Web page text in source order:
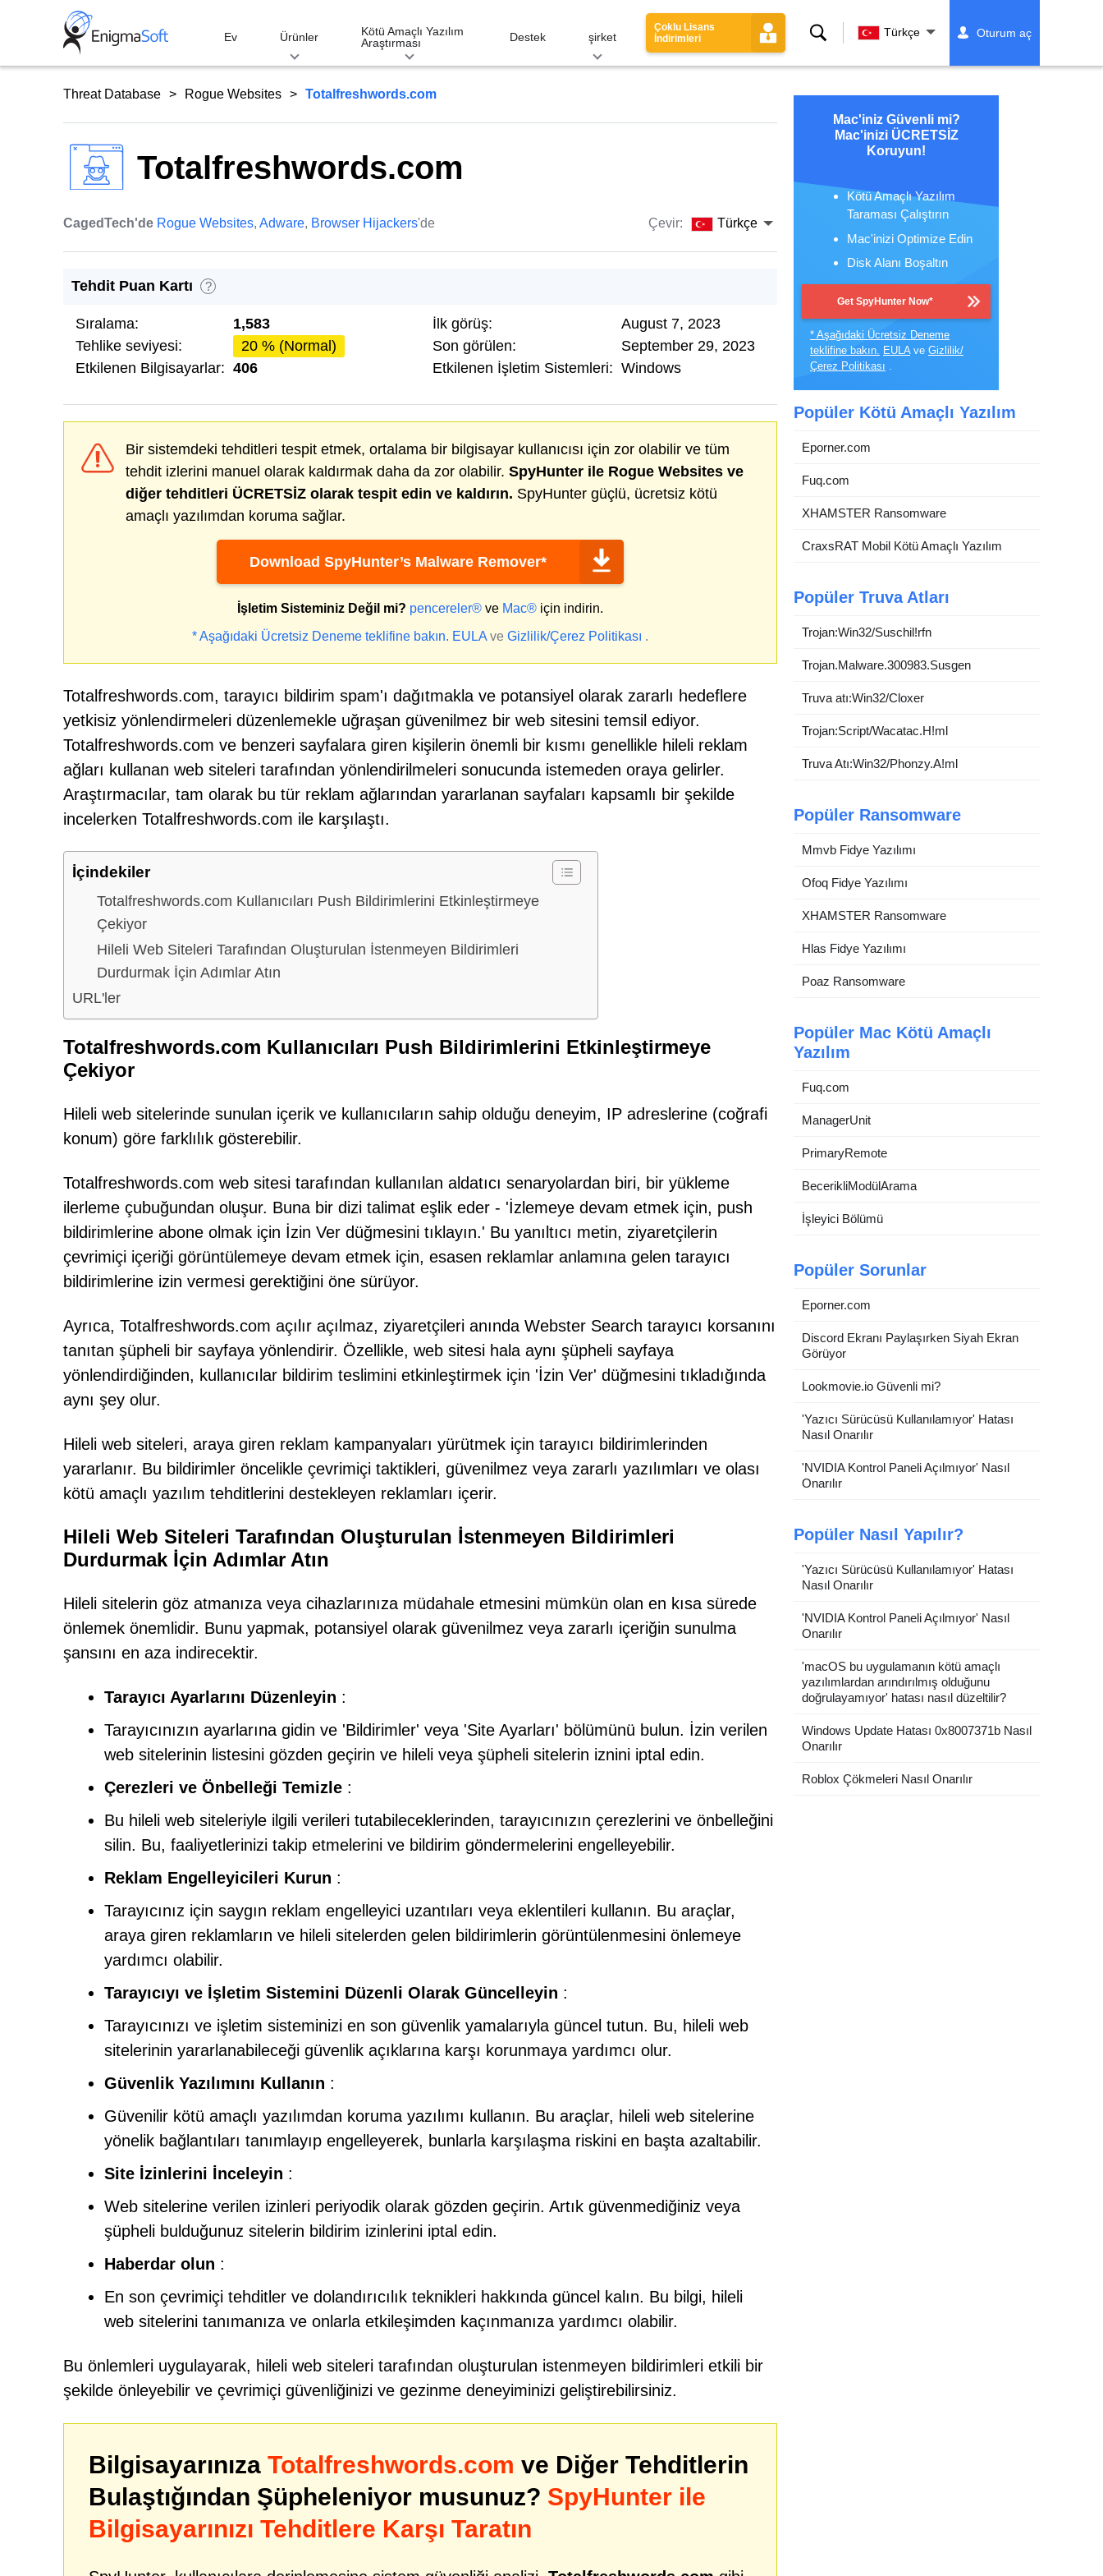
Ev Ürünler
Kötü Amaçlı Yazılım
Araştırması
Destek şirket
Çoklu Lisans
İndirimleri
Ara Türkçe Oturum aç
Threat Database Rogue Websites Totalfreshwords.com
Totalfreshwords.com
CagedTech'de Rogue Websites, Adware, Browser Hijackers'de Çevir: Türkçe
Tehdit Puan Kartı ?
Sıralama:
1,583
Tehlike seviyesi:
20 % (Normal)
Etkilenen Bilgisayarlar: 406
İlk görüş:
August 7, 2023
Son görülen:
September 29, 2023
Etkilenen İşletim Sistemleri: Windows
Bir sistemdeki tehditleri tespit etmek, ortalama bir bilgisayar kullanıcısı için zor olabilir ve tüm
tehdit izlerini manuel olarak kaldırmak daha da zor olabilir. SpyHunter ile Rogue Websites ve
diğer tehditleri ÜCRETSİZ olarak tespit edin ve kaldırın. SpyHunter güçlü, ücretsiz kötü
amaçlı yazılımdan koruma sağlar.
Download SpyHunter’s Malware Remover*
İşletim Sisteminiz Değil mi? pencereler® ve Mac® için indirin.
* Aşağıdaki Ücretsiz Deneme teklifine bakın. EULA ve Gizlilik/Çerez Politikası .
Totalfreshwords.com, tarayıcı bildirim spam'ı dağıtmakla ve potansiyel olarak zararlı hedeflere
yetkisiz yönlendirmeleri düzenlemekle uğraşan güvenilmez bir web sitesini temsil ediyor.
Totalfreshwords.com ve benzeri sayfalara giren kişilerin önemli bir kısmı genellikle hileli reklam
ağları kullanan web siteleri tarafından yönlendirilmeleri sonucunda istemeden oraya gelirler.
Araştırmacılar, tam olarak bu tür reklam ağlarından yararlanan sayfaları kapsamlı bir şekilde
incelerken Totalfreshwords.com ile karşılaştı.
İçindekiler
Totalfreshwords.com Kullanıcıları Push Bildirimlerini Etkinleştirmeye
Çekiyor
Hileli Web Siteleri Tarafından Oluşturulan İstenmeyen Bildirimleri
Durdurmak İçin Adımlar Atın
URL'ler
Totalfreshwords.com Kullanıcıları Push Bildirimlerini Etkinleştirmeye
Çekiyor
Hileli web sitelerinde sunulan içerik ve kullanıcıların sahip olduğu deneyim, IP adreslerine (coğrafi
konum) göre farklılık gösterebilir.
Totalfreshwords.com web sitesi tarafından kullanılan aldatıcı senaryolardan biri, bir yükleme
ilerleme çubuğundan oluşur. Buna bir dizi talimat eşlik eder - 'İzlemeye devam etmek için, push
bildirimlerine abone olmak için İzin Ver düğmesini tıklayın.' Bu yanıltıcı metin, ziyaretçilerin
çevrimiçi içeriği görüntülemeye devam etmek için, esasen reklamlar anlamına gelen tarayıcı
bildirimlerine izin vermesi gerektiğini öne sürüyor.
Ayrıca, Totalfreshwords.com açılır açılmaz, ziyaretçileri anında Webster Search tarayıcı korsanını
tanıtan şüpheli bir sayfaya yönlendirir. Özellikle, web sitesi hala aynı şüpheli sayfaya
yönlendirdiğinden, kullanıcılar bildirim teslimini etkinleştirmek için 'İzin Ver' düğmesini tıkladığında
aynı şey olur.
Hileli web siteleri, araya giren reklam kampanyaları yürütmek için tarayıcı bildirimlerinden
yararlanır. Bu bildirimler öncelikle çevrimiçi taktikleri, güvenilmez veya zararlı yazılımları ve olası
kötü amaçlı yazılım tehditlerini destekleyen reklamları içerir.
Hileli Web Siteleri Tarafından Oluşturulan İstenmeyen Bildirimleri
Durdurmak İçin Adımlar Atın
Hileli sitelerin göz atmanıza veya cihazlarınıza müdahale etmesini mümkün olan en kısa sürede
önlemek önemlidir. Bunu yapmak, potansiyel olarak güvenilmez veya zararlı içeriğin sunulma
şansını en aza indirecektir.
Tarayıcı Ayarlarını Düzenleyin :
Tarayıcınızın ayarlarına gidin ve 'Bildirimler' veya 'Site Ayarları' bölümünü bulun. İzin verilen
web sitelerinin listesini gözden geçirin ve hileli veya şüpheli sitelerin iznini iptal edin.
Çerezleri ve Önbelleği Temizle :
Bu hileli web siteleriyle ilgili verileri tutabileceklerinden, tarayıcınızın çerezlerini ve önbelleğini
silin. Bu, faaliyetlerinizi takip etmelerini ve bildirim göndermelerini engelleyebilir.
Reklam Engelleyicileri Kurun :
Tarayıcınız için saygın reklam engelleyici uzantıları veya eklentileri kullanın. Bu araçlar,
araya giren reklamların ve hileli sitelerden gelen bildirimlerin görüntülenmesini önlemeye
yardımcı olabilir.
Tarayıcıyı ve İşletim Sistemini Düzenli Olarak Güncelleyin :
Tarayıcınızı ve işletim sisteminizi en son güvenlik yamalarıyla güncel tutun. Bu, hileli web
sitelerinin yararlanabileceği güvenlik açıklarına karşı korunmaya yardımcı olur.
Güvenlik Yazılımını Kullanın :
Güvenilir kötü amaçlı yazılımdan koruma yazılımı kullanın. Bu araçlar, hileli web sitelerine
yönelik bağlantıları tanımlayıp engelleyerek, bunlarla karşılaşma riskini en başta azaltabilir.
Site İzinlerini İnceleyin :
Web sitelerine verilen izinleri periyodik olarak gözden geçirin. Artık güvenmediğiniz veya
şüpheli bulduğunuz sitelerin bildirim izinlerini iptal edin.
Haberdar olun :
En son çevrimiçi tehditler ve dolandırıcılık teknikleri hakkında güncel kalın. Bu bilgi, hileli
web sitelerini tanımanıza ve onlarla etkileşimden kaçınmanıza yardımcı olabilir.
Bu önlemleri uygulayarak, hileli web siteleri tarafından oluşturulan istenmeyen bildirimleri etkili bir
şekilde önleyebilir ve çevrimiçi güvenliğinizi ve gezinme deneyiminizi geliştirebilirsiniz.
Bilgisayarınıza Totalfreshwords.com ve Diğer Tehditlerin
Bulaştığından Şüpheleniyor musunuz? SpyHunter ile
Bilgisayarınızı Tehditlere Karşı Taratın
Mac'iniz Güvenli mi?
Mac'inizi ÜCRETSİZ
Koruyun!
Kötü Amaçlı Yazılım
Taraması Çalıştırın
Mac'inizi Optimize Edin
Disk Alanı Boşaltın
Get SpyHunter Now*
* Aşağıdaki Ücretsiz Deneme
teklifine bakın. EULAve Gizlilik/
Çerez Politikası .
Popüler Kötü Amaçlı Yazılım
Eporner.com
Fuq.com
XHAMSTER Ransomware
CraxsRAT Mobil Kötü Amaçlı Yazılım
Popüler Truva Atları
Trojan:Win32/Suschil!rfn
Trojan.Malware.300983.Susgen
Truva atı:Win32/Cloxer
Trojan:Script/Wacatac.H!ml
Truva Atı:Win32/Phonzy.A!ml
Popüler Ransomware
Mmvb Fidye Yazılımı
Ofoq Fidye Yazılımı
XHAMSTER Ransomware
Hlas Fidye Yazılımı
Poaz Ransomware
Popüler Mac Kötü Amaçlı
Yazılım
Fuq.com
ManagerUnit
PrimaryRemote
BecerikliModülArama
İşleyici Bölümü
Popüler Sorunlar
Eporner.com
Discord Ekranı Paylaşırken Siyah Ekran
Görüyor
Lookmovie.io Güvenli mi?
'Yazıcı Sürücüsü Kullanılamıyor' Hatası
Nasıl Onarılır
'NVIDIA Kontrol Paneli Açılmıyor' Nasıl
Onarılır
Popüler Nasıl Yapılır?
'Yazıcı Sürücüsü Kullanılamıyor' Hatası
Nasıl Onarılır
'NVIDIA Kontrol Paneli Açılmıyor' Nasıl
Onarılır
'macOS bu uygulamanın kötü amaçlı
yazılımlardan arındırılmış olduğunu
doğrulayamıyor' hatası nasıl düzeltilir?
Windows Update Hatası 0x8007371b Nasıl
Onarılır
Roblox Çökmeleri Nasıl Onarılır